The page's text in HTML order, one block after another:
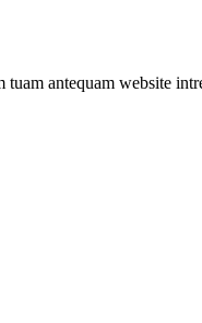
antequam website